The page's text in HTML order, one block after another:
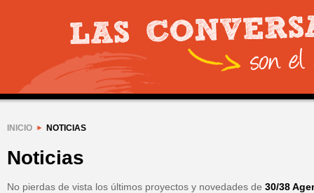
INICIO NOTICIAS
Noticias
No pierdas de vista los últimos proyectos y novedades de 30/38